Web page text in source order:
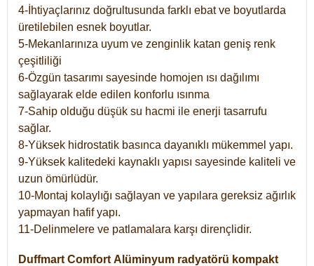
4-İhtiyaçlarınız doğrultusunda farklı ebat ve boyutlarda
üretilebilen esnek boyutlar.
5-Mekanlarınıza uyum ve zenginlik katan geniş renk
çeşitliliği
6-Özgün tasarımı sayesinde homojen ısı dağılımı
sağlayarak elde edilen konforlu ısınma
7-Sahip olduğu düşük su hacmi ile enerji tasarrufu
sağlar.
8-Yüksek hidrostatik basınca dayanıklı mükemmel yapı.
9-Yüksek kalitedeki kaynaklı yapısı sayesinde kaliteli ve
uzun ömürlüdür.
10-Montaj kolaylığı sağlayan ve yapılara gereksiz ağırlık
yapmayan hafif yapı.
11-Delinmelere ve patlamalara karşı dirençlidir.
Duffmart Comfort Alüminyum radyatörü kompakt